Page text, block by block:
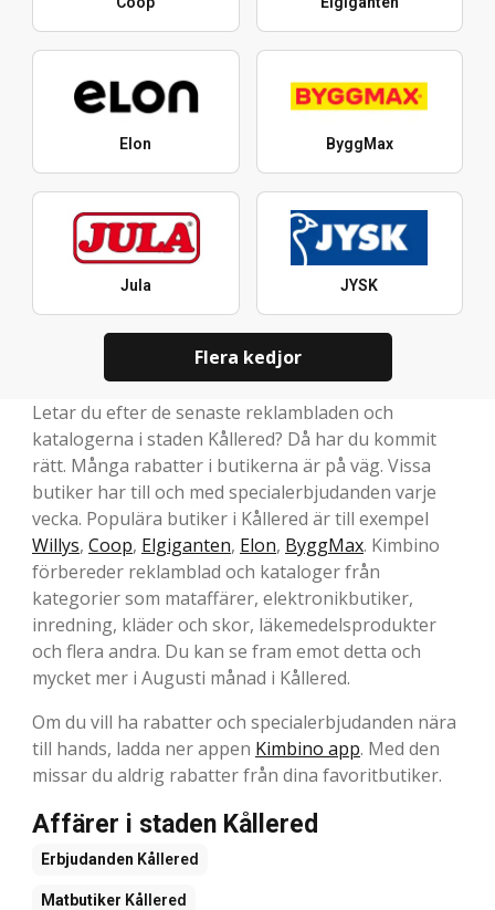
Elon ByggMax
Jula JYSK
Flera kedjor
Letar du efter de senaste reklambladen och
katalogerna i staden Kållered? Då har du kommit
rätt. Många rabatter i butikerna är på väg. Vissa
butiker har till och med specialerbjudanden varje
vecka. Populära butiker i Kållered är till exempel
Willys, Coop, Elgiganten, Elon, ByggMax. Kimbino
förbereder reklamblad och kataloger från
kategorier som mataffärer, elektronikbutiker,
inredning, kläder och skor, läkemedelsprodukter
och flera andra. Du kan se fram emot detta och
mycket mer i Augusti månad i Kållered.
Om du vill ha rabatter och specialerbjudanden nära
till hands, ladda ner appen Kimbino app. Med den
missar du aldrig rabatter från dina favoritbutiker.
Affärer i staden Kållered
Erbjudanden Kållered
Matbutiker Kållered